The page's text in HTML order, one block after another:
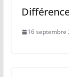
16 septembre